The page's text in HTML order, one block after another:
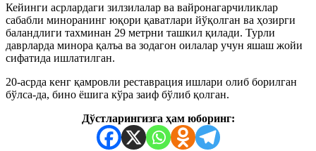
Кейинги асрлардаги зилзилалар ва вайронагарчиликлар
сабабли миноранинг юқори қаватлари йўқолган ва ҳозирги
баландлиги тахминан 29 метрни ташкил қилади. Турли
даврларда минора қалъа ва зодагон оилалар учун яшаш жойи
сифатида ишлатилган.
20-асрда кенг қамровли реставрация ишлари олиб борилган
бўлса-да, бино ёшига кўра заиф бўлиб қолган.
Дўстларингизга ҳам юборинг: